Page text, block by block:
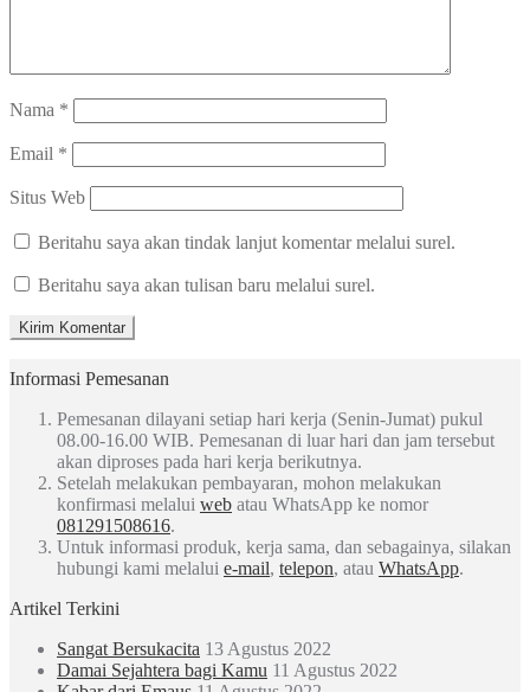
Nama *
Email *
Situs Web
Beritahu saya akan tindak lanjut komentar melalui surel.
Beritahu saya akan tulisan baru melalui surel.
Informasi Pemesanan
Pemesanan dilayani setiap hari kerja (Senin-Jumat) pukul
08.00-16.00 WIB. Pemesanan di luar hari dan jam tersebut
akan diproses pada hari kerja berikutnya.
Setelah melakukan pembayaran, mohon melakukan
konfirmasi melalui web atau WhatsApp ke nomor
081291508616.
Untuk informasi produk, kerja sama, dan sebagainya, silakan
hubungi kami melalui e-mail, telepon, atau WhatsApp.
Artikel Terkini
Sangat Bersukacita 13 Agustus 2022
Damai Sejahtera bagi Kamu 11 Agustus 2022